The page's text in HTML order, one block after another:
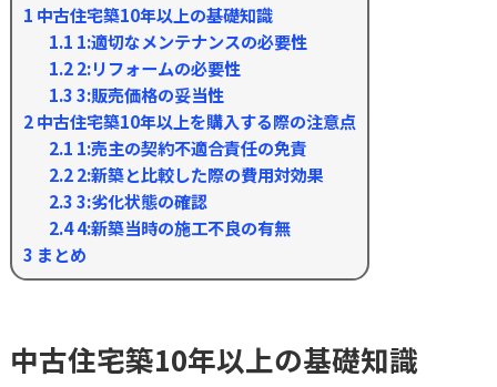
1 中古住宅築10年以上の基礎知識
1.1 1:適切なメンテナンスの必要性
1.22:リフォームの必要性
1.33:販売価格の妥当性
2中古住宅築10年以上を購入する際の注意点
2.1 1:売主の契約不適合責任の免責
2.22:新築と比較した際の費用対効果
2.33:劣化状態の確認
2.44:新築当時の施工不良の有無
3 まとめ
中古住宅築10年以上の基礎知識